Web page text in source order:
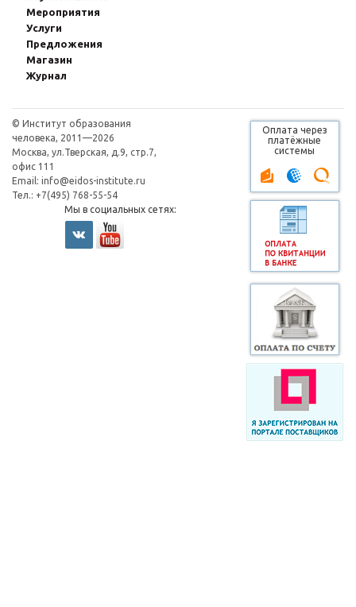
Мероприятия
Услуги
Предложения
Магазин
Журнал
© Институт образования
человека, 2011—2026
Москва, ул.Тверская, д.9, стр.7,
офис 111
Email: info@eidos-institute.ru
Тел.: +7(495) 768-55-54
Мы в социальных сетях:
Оплата через
платёжные
системы